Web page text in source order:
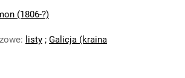
(1806-?)
: listy ; Galicja (kraina